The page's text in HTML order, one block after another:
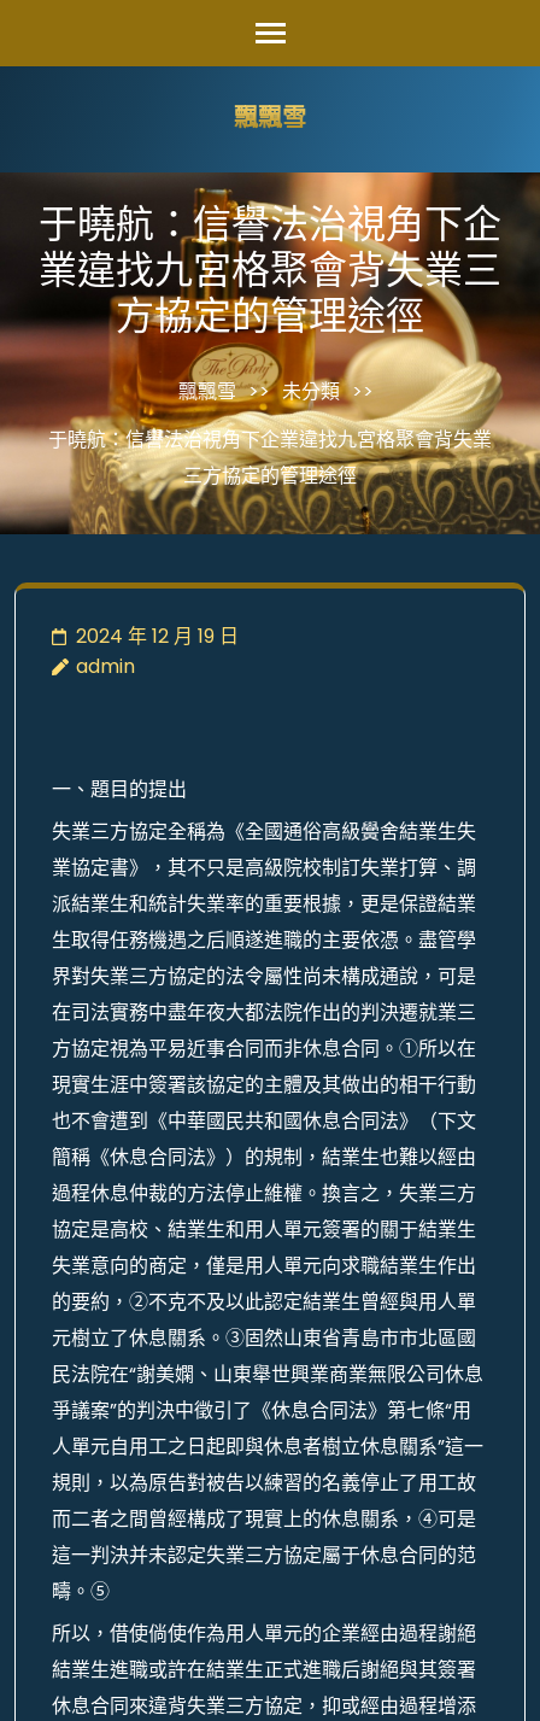
飄飄雪
于曉航：信譽法治視角下企
業違找九宮格聚會背失業三
方協定的管理途徑
飄飄雪 >> 未分類 >>
于曉航：信譽法治視角下企業違找九宮格聚會背失業
三方協定的管理途徑
2024 年 12 月 19 日
admin
一、題目的提出
失業三方協定全稱為《全國通俗高級黌舍結業生失
業協定書》，其不只是高級院校制訂失業打算、調
派結業生和統計失業率的重要根據，更是保證結業
生取得任務機遇之后順遂進職的主要依憑。盡管學
界對失業三方協定的法令屬性尚未構成通說，可是
在司法實務中盡年夜大都法院作出的判決遷就業三
方協定視為平易近事合同而非休息合同。①所以在
現實生涯中簽署該協定的主體及其做出的相干行動
也不會遭到《中華國民共和國休息合同法》（下文
簡稱《休息合同法》）的規制，結業生也難以經由
過程休息仲裁的方法停止維權。換言之，失業三方
協定是高校、結業生和用人單元簽署的關于結業生
失業意向的商定，僅是用人單元向求職結業生作出
的要約，②不克不及以此認定結業生曾經與用人單
元樹立了休息關系。③固然山東省青島市市北區國
民法院在“謝美嫻、山東舉世興業商業無限公司休息
爭議案”的判決中徵引了《休息合同法》第七條“用
人單元自用工之日起即與休息者樹立休息關系”這一
規則，以為原告對被告以練習的名義停止了用工故
而二者之間曾經構成了現實上的休息關系，④可是
這一判決并未認定失業三方協定屬于休息合同的范
疇。⑤
所以，借使倘使作為用人單元的企業經由過程謝絕
結業生進職或許在結業生正式進職后謝絕與其簽署
休息合同來違背失業三方協定，抑或經由過程增添